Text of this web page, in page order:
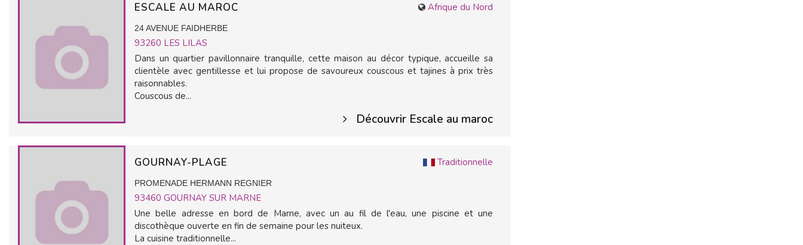
Afrique du Nord
ESCALE AU MAROC
24 AVENUE FAIDHERBE
93260 LES LILAS
Dans un quartier pavillonnaire tranquille, cette maison au décor typique, accueille sa
clientèle avec gentillesse et lui propose de savoureux couscous et tajines à prix très
raisonnables.
Couscous de...
Découvrir Escale au maroc
Traditionnelle
GOURNAY-PLAGE
PROMENADE HERMANN REGNIER
93460 GOURNAY SUR MARNE
Une belle adresse en bord de Marne, avec un au fil de l'eau, une piscine et une
discothèque ouverte en fin de semaine pour les nuiteux.
La cuisine traditionnelle...